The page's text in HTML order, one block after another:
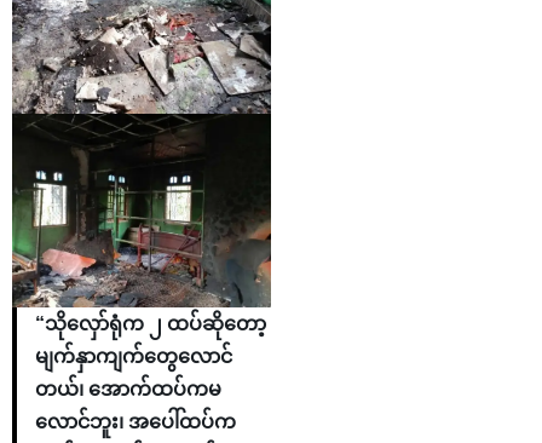
“သိုလှော်ရုံက ၂ ထပ်ဆိုတော့
မျက်နှာကျက်တွေလောင်
တယ်၊ အောက်ထပ်ကမ
လောင်ဘူး၊ အပေါ်ထပ်က